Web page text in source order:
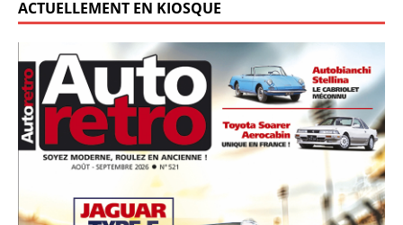
ACTUELLEMENT EN KIOSQUE